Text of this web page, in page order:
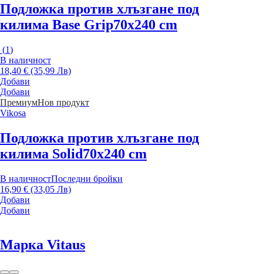
Подложка против хлъзгане под
килима Base Grip70x240 cm
(1)
В наличност
18,40 € (35,99 Лв)
Добави
Добави
ПремиумНов продукт
Vikosa
Подложка против хлъзгане под
килима Solid70x240 cm
В наличностПоследни бройки
16,90 € (33,05 Лв)
Добави
Добави
Марка Vitaus